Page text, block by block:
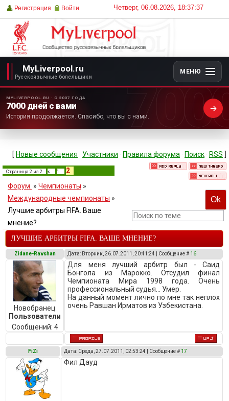
Четверг, 06.08.2026, 18:37:37
Регистрация Войти
MyLiverpool.ru
Русскоязычные болельщики
МЕНЮ
MYLIVERPOOL.RU · С 2007 ГОДА
7000 дней с вами
История продолжается. Спасибо, что вы с нами.
[ Новые сообщения · Участники · Правила форума · Поиск · RSS
Страница 2 из 2 « 1
2
Форум. » Чемпионаты »
Международные чемпионаты »
Лучшие арбитры FIFA. Ваше
мнение?
ЛУЧШИЕ АРБИТРЫ FIFA. ВАШЕ МНЕНИЕ?
Zidane-Ravshan Дата: Вторник, 26.07.2011, 20:41:24 | Сообщение # 16
Новобранец
Пользователи
Сообщений: 4
Для меня лучший арбитр был - Саид
Бонгола из Марокко. Отсудил финал
Чемпионата Мира 1998 года. Очень
профессиональный судья... Умер.
На данный момент лично по мне так неплох
очень Равшан Ирматов из Узбекистана.
FiZi Дата: Среда, 27.07.2011, 02:53:24 | Сообщение # 17
Фил Дауд